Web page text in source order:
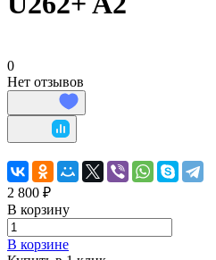
0
Нет отзывов
2 800 ₽
В корзину
В корзине